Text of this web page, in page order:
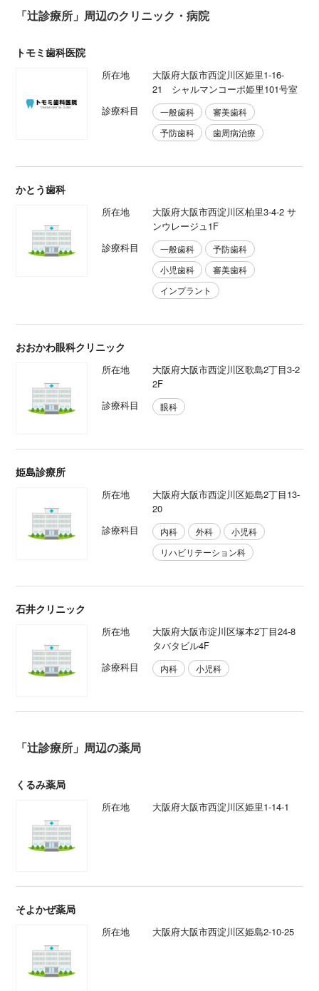
「辻診療所」周辺のクリニック・病院
トモミ歯科医院
所在地
大阪府大阪市西淀川区姫里1-16-
21 シャルマンコーポ姫里101号室
診療科目
一般歯科
審美歯科
予防歯科
歯周病治療
かとう歯科
所在地
大阪府大阪市西淀川区柏里3-4-2 サ
ンウレージュ1F
診療科目
一般歯科
予防歯科
小児歯科
審美歯科
インプラント
おおかわ眼科クリニック
所在地
大阪府大阪市西淀川区歌島2丁目3-2
2F
診療科目
眼科
姫島診療所
所在地
大阪府大阪市西淀川区姫島2丁目13-
20
診療科目
内科 外科
小児科
リハビリテーション科
石井クリニック
所在地
大阪府大阪市淀川区塚本2丁目24-8
タバタビル4F
診療科目
内科 小児科
「辻診療所」周辺の薬局
くるみ薬局
所在地 大阪府大阪市西淀川区姫里1-14-1
そよかぜ薬局
所在地 大阪府大阪市西淀川区姫島2-10-25